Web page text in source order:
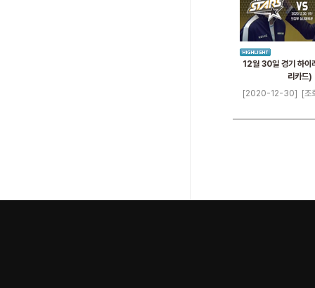
12월 30일 경기 하이
리카드)
[2020-12-30]
[조